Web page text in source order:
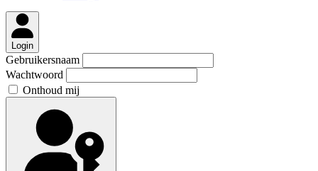
Login
Gebruikersnaam
Wachtwoord
Onthoud mij